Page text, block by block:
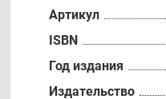
Артикул
ISBN
Год издания
Издательство